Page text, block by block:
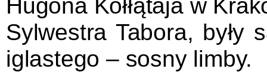
Hugona Kołłątaja w
Sylwestra Tabora, były
iglastego – sosny limby.